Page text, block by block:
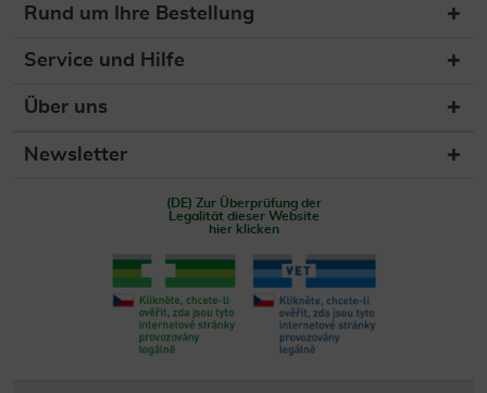
Rund um Ihre Bestellung
Service und Hilfe
Über uns
Newsletter
(DE) Zur Überprüfung der
Legalität dieser Website
hier klicken